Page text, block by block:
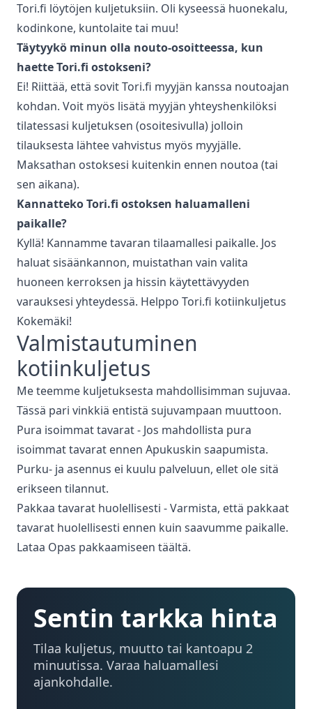
Tori.fi löytöjen kuljetuksiin. Oli kyseessä huonekalu,
kodinkone, kuntolaite tai muu!
Täytyykö minun olla nouto-osoitteessa, kun
haette Tori.fi ostokseni?
Ei! Riittää, että sovit Tori.fi myyjän kanssa noutoajan
kohdan. Voit myös lisätä myyjän yhteyshenkilöksi
tilatessasi kuljetuksen (osoitesivulla) jolloin
tilauksesta lähtee vahvistus myös myyjälle.
Maksathan ostoksesi kuitenkin ennen noutoa (tai
sen aikana).
Kannatteko Tori.fi ostoksen haluamalleni
paikalle?
Kyllä! Kannamme tavaran tilaamallesi paikalle. Jos
haluat sisäänkannon, muistathan vain valita
huoneen kerroksen ja hissin käytettävyyden
varauksesi yhteydessä. Helppo Tori.fi kotiinkuljetus
Kokemäki!
Valmistautuminen
kotiinkuljetus
Me teemme kuljetuksesta mahdollisimman sujuvaa.
Tässä pari vinkkiä entistä sujuvampaan muuttoon.
Pura isoimmat tavarat - Jos mahdollista pura
isoimmat tavarat ennen Apukuskin saapumista.
Purku- ja asennus ei kuulu palveluun, ellet ole sitä
erikseen tilannut.
Pakkaa tavarat huolellisesti - Varmista, että pakkaat
tavarat huolellisesti ennen kuin saavumme paikalle.
Lataa Opas pakkaamiseen täältä.
Sentin tarkka hinta
Tilaa kuljetus, muutto tai kantoapu 2
minuutissa. Varaa haluamallesi
ajankohdalle.